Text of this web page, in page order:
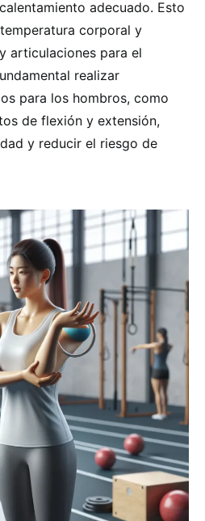
adecuado. Esto
corporal y
articulaciones para el
realizar
para los hombros, como
de flexión y extensión,
y reducir el riesgo de